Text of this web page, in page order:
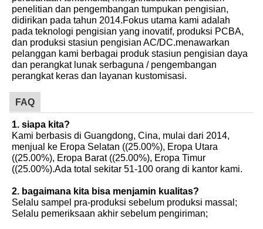
penelitian dan pengembangan tumpukan pengisian,
didirikan pada tahun 2014.Fokus utama kami adalah
pada teknologi pengisian yang inovatif, produksi PCBA,
dan produksi stasiun pengisian AC/DC.menawarkan
pelanggan kami berbagai produk stasiun pengisian daya
dan perangkat lunak serbaguna / pengembangan
perangkat keras dan layanan kustomisasi.
FAQ
1. siapa kita?
Kami berbasis di Guangdong, Cina, mulai dari 2014,
menjual ke Eropa Selatan ((25.00%), Eropa Utara
((25.00%), Eropa Barat ((25.00%), Eropa Timur
((25.00%).Ada total sekitar 51-100 orang di kantor kami.
2. bagaimana kita bisa menjamin kualitas?
Selalu sampel pra-produksi sebelum produksi massal;
Selalu pemeriksaan akhir sebelum pengiriman;